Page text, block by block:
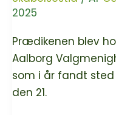
2025
Prædikenen blev
Aalborg
som i år fandt
den 21.